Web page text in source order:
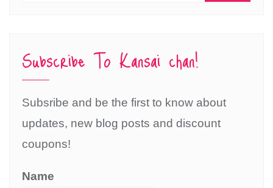
Subscribe To Kansai chan!
Subsribe and be the first to know about
updates, new blog posts and discount
coupons!
Name